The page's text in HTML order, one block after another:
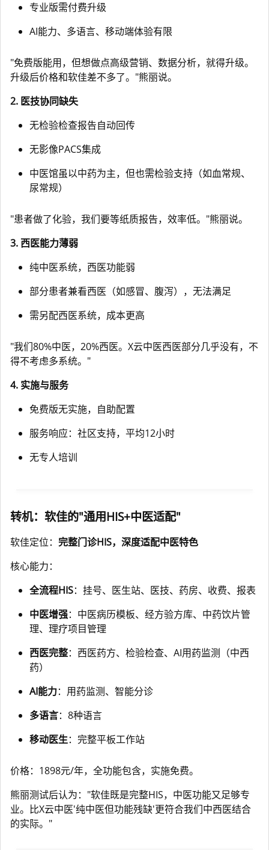
专业版需付费升级
AI能力、多语言、移动端体验有限
"免费版能用，但想做点高级营销、数据分析，就得升级。
升级后价格和软佳差不多了。"熊丽说。
2. 医技协同缺失
无检验检查报告自动回传
无影像PACS集成
中医馆虽以中药为主，但也需检验支持（如血常规、
尿常规）
"患者做了化验，我们要等纸质报告，效率低。"熊丽说。
3. 西医能力薄弱
纯中医系统，西医功能弱
部分患者兼看西医（如感冒、腹泻），无法满足
需另配西医系统，成本更高
"我们80%中医，20%西医。X云中医西医部分几乎没有，不
得不考虑多系统。"
4. 实施与服务
免费版无实施，自助配置
服务响应：社区支持，平均12小时
无专人培训
转机：软佳的"通用HIS+中医适配"
软佳定位： 完整门诊HIS，深度适配中医特色
核心能力：
全流程HIS：挂号、医生站、医技、药房、收费、报表
中医增强：中医病历模板、经方验方库、中药饮片管
理、理疗项目管理
西医完整：西医药方、检验检查、AI用药监测（中西
药）
AI能力：用药监测、智能分诊
多语言：8种语言
移动医生：完整平板工作站
价格：1898元/年，全功能包含，实施免费。
熊丽测试后认为："软佳既是完整HIS，中医功能又足够专
业。比X云中医'纯中医但功能残缺'更符合我们中西医结合
的实际。"